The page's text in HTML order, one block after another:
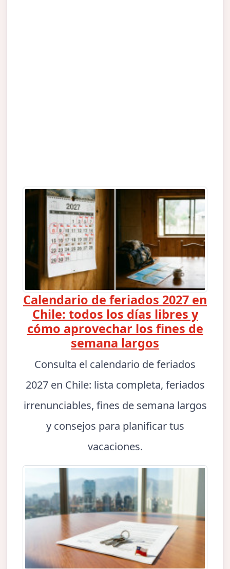
Calendario de feriados 2027 en
Chile: todos los días libres y
cómo aprovechar los fines de
semana largos
Consulta el calendario de feriados
2027 en Chile: lista completa, feriados
irrenunciables, fines de semana largos
y consejos para planificar tus
vacaciones.